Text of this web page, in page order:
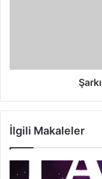
İlgili Makaleler